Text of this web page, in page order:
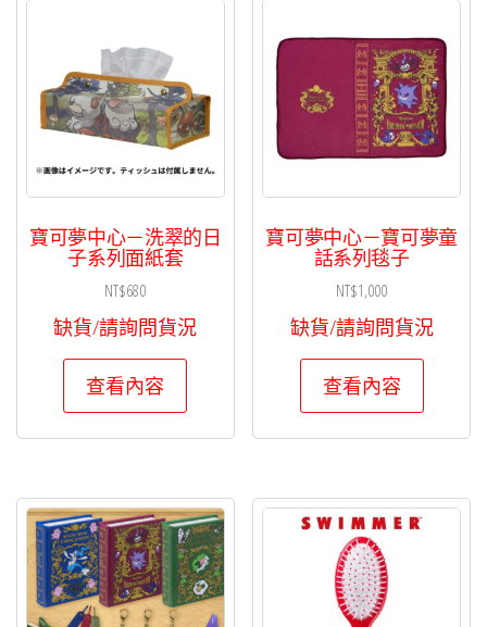
寶可夢中心－洗翠的日
子系列面紙套
NT$680
缺貨/請詢問貨況
查看內容
寶可夢中心－寶可夢童
話系列毯子
NT$1,000
缺貨/請詢問貨況
查看內容